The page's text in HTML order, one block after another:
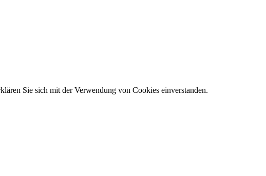
Sie sich mit der Verwendung von Cookies einverstanden.